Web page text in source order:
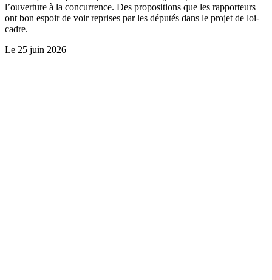
l’ouverture à la concurrence. Des propositions que les rapporteurs
ont bon espoir de voir reprises par les députés dans le projet de loi-
cadre.
Le 25 juin 2026